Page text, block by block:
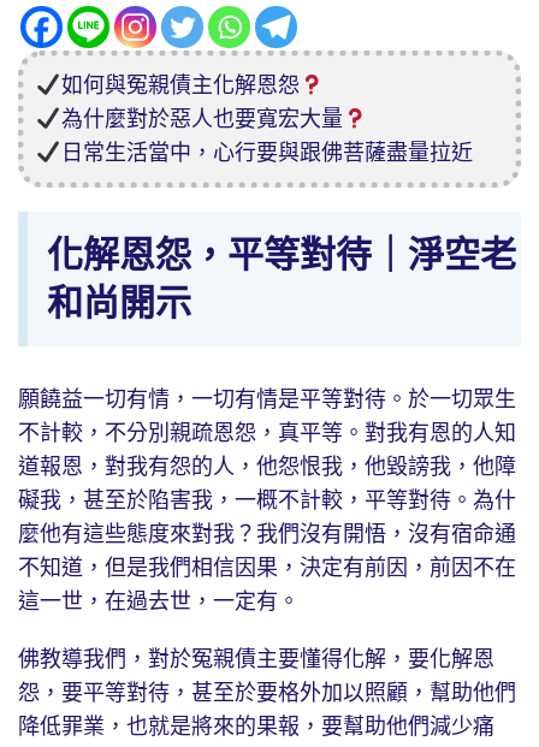
如何與冤親債主化解恩怨
為什麼對於惡人也要寬宏大量
日常生活當中，心行要與跟佛菩薩盡量拉近
化解恩怨，平等對待｜淨空老
和尚開示
願饒益一切有情，一切有情是平等對待。於一切眾生
不計較，不分別親疏恩怨，真平等。對我有恩的人知
道報恩，對我有怨的人，他怨恨我，他毀謗我，他障
礙我，甚至於陷害我，一概不計較，平等對待。為什
麼他有這些態度來對我？我們沒有開悟，沒有宿命通
不知道，但是我們相信因果，決定有前因，前因不在
這一世，在過去世，一定有。
佛教導我們，對於冤親債主要懂得化解，要化解恩
怨，要平等對待，甚至於要格外加以照顧，幫助他們
降低罪業，也就是將來的果報，要幫助他們減少痛